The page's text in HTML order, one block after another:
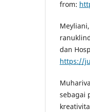
from:
dan
https://
sebagai